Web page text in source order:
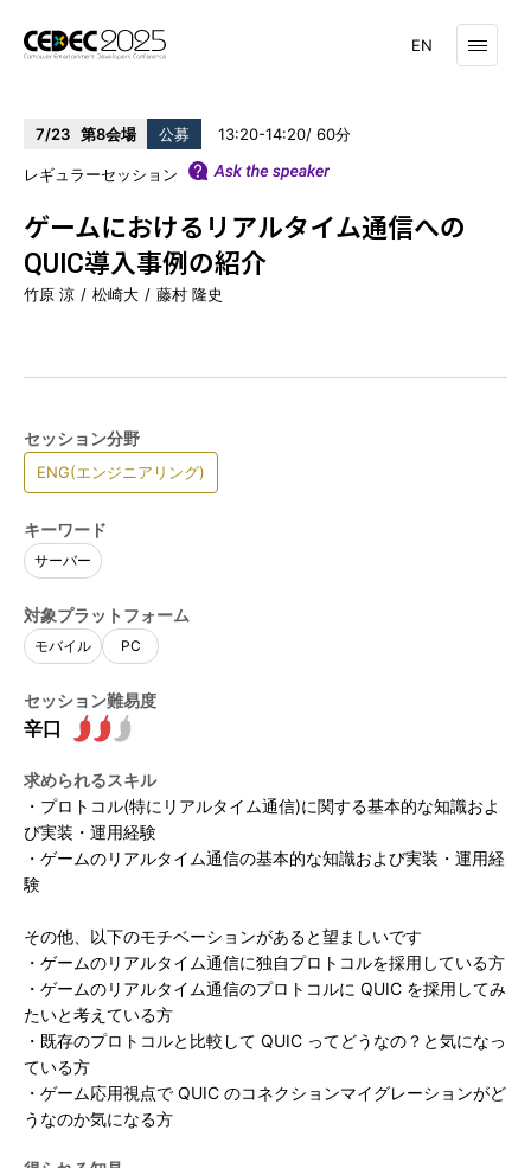
EN
開催概要
開催概要
運営委員会
運営委員会 アラムナイ
運営委員会インタビュー
過去のCEDEC一覧 / 2024年実績報告
過去一覧
2024年実績報告
アンケート
CEDECガイド
CEDECについて
受講パス購入ガイド
受講ガイド
イベント
PERACON
CEDEC AWARDS
最優秀賞・特別賞
Developers’ Night
Welcome Reception
タイムテーブル / セッション一覧
タイムテーブル / セッション一覧
セッション分野定義
セッション形式定義
無料ライブ配信セッション
CEDEC Lightning 2025
フロアマップ
フロアマップ
スポンサー展示
CEDEC書房
受講登録
受講登録
受講パスの種類と価格
支払い方法・期限
協賛・スポンサープログラムのご案内
協賛・スポンサープログラムのご案内
プレス
タイムテーブル セッション一覧
スポンサーリスト
7/23 第8会場 公募 13:20-14:20 60
レギュラーセッション
ゲームにおけるリアルタイム通信への
QUIC導入事例の紹介
竹原 涼 松崎大 藤村 隆史
セッション分野
ENG(エンジニアリング)
キーワード
サーバー
対象プラットフォーム
モバイル PC
セッション難易度
求められるスキル
・プロトコル(特にリアルタイム通信)に関する基本的な知識およ
び実装・運用経験
・ゲームのリアルタイム通信の基本的な知識および実装・運用経
験
その他、以下のモチベーションがあると望ましいです
・ゲームのリアルタイム通信に独自プロトコルを採用している方
・ゲームのリアルタイム通信のプロトコルに QUIC を採用してみ
たいと考えている方
・既存のプロトコルと比較して QUIC ってどうなの？と気になっ
ている方
・ゲーム応用視点で QUIC のコネクションマイグレーションがど
うなのか気になる方